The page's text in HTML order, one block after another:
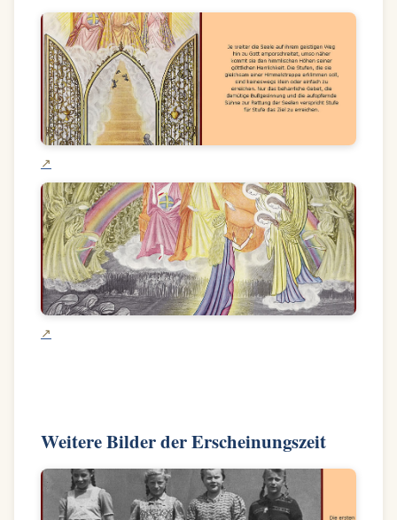
Weitere Bilder der Erscheinungszeit